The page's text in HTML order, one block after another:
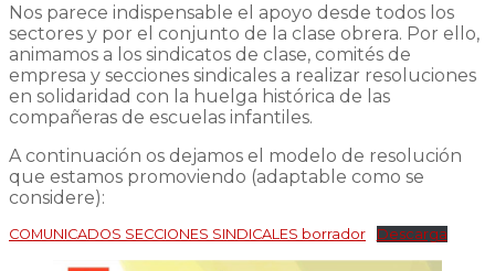
Nos parece indispensable el apoyo desde todos los
sectores y por el conjunto de la clase obrera. Por ello,
animamos a los sindicatos de clase, comités de
empresa y secciones sindicales a realizar resoluciones
en solidaridad con la huelga histórica de las
compañeras de escuelas infantiles.
A continuación os dejamos el modelo de resolución
que estamos promoviendo (adaptable como se
considere):
COMUNICADOS SECCIONES SINDICALES borrador Descarga